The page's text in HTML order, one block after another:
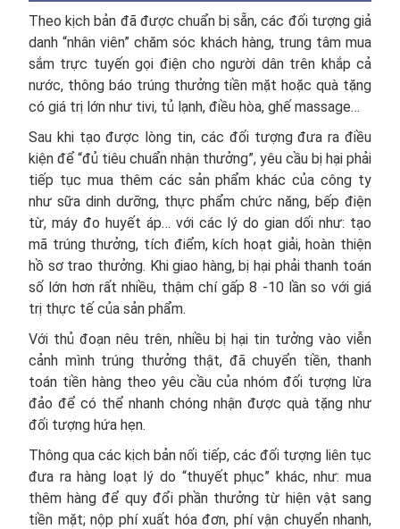
Theo kịch bản đã được chuẩn bị sẵn, các đối tượng giả
danh “nhân viên” chăm sóc khách hàng, trung tâm mua
sắm trực tuyến gọi điện cho người dân trên khắp cả
nước, thông báo trúng thưởng tiền mặt hoặc quà tặng
có giá trị lớn như tivi, tủ lạnh, điều hòa, ghế massage…
Sau khi tạo được lòng tin, các đối tượng đưa ra điều
kiện để “đủ tiêu chuẩn nhận thưởng”, yêu cầu bị hại phải
tiếp tục mua thêm các sản phẩm khác của công ty
như sữa dinh dưỡng, thực phẩm chức năng, bếp điện
từ, máy đo huyết áp… với các lý do gian dối như: tạo
mã trúng thưởng, tích điểm, kích hoạt giải, hoàn thiện
hồ sơ trao thưởng. Khi giao hàng, bị hại phải thanh toán
số lớn hơn rất nhiều, thậm chí gấp 8 -10 lần so với giá
trị thực tế của sản phẩm.
Với thủ đoạn nêu trên, nhiều bị hại tin tưởng vào viễn
cảnh mình trúng thưởng thật, đã chuyển tiền, thanh
toán tiền hàng theo yêu cầu của nhóm đối tượng lừa
đảo để có thể nhanh chóng nhận được quà tặng như
đối tượng hứa hẹn.
Thông qua các kịch bản nối tiếp, các đối tượng liên tục
đưa ra hàng loạt lý do “thuyết phục” khác, như: mua
thêm hàng để quy đổi phần thưởng từ hiện vật sang
tiền mặt; nộp phí xuất hóa đơn, phí vận chuyển nhanh,